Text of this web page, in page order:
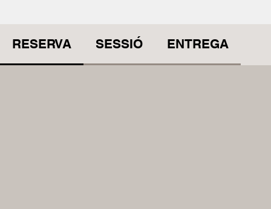
RESERVA SESSIÓ ENTREGA